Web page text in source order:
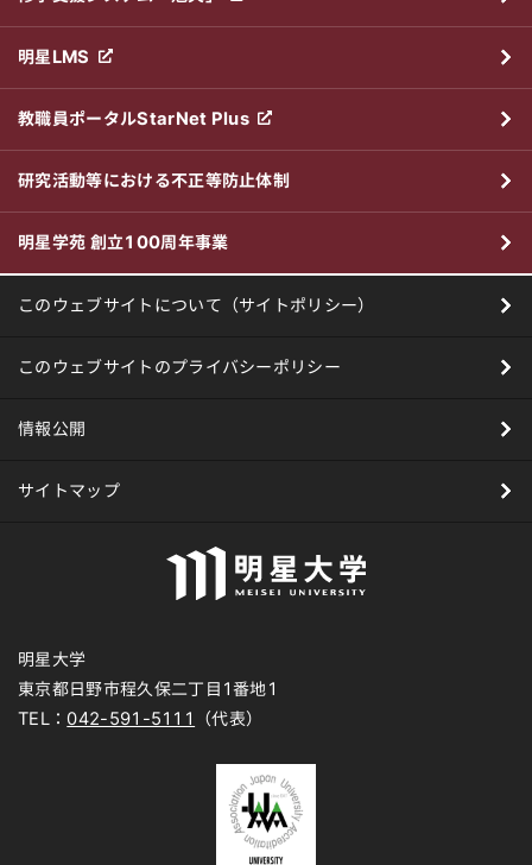
明星LMS
教職員ポータルStarNet Plus
研究活動等における不正等防止体制
明星学苑 創立100周年事業
このウェブサイトについて（サイトポリシー）
このウェブサイトのプライバシーポリシー
情報公開
サイトマップ
明星大学
東京都日野市程久保二丁目1番地1
TEL： 042-591-5111 （代表）